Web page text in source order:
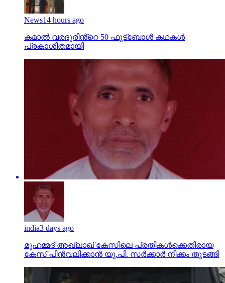
News 14 hours ago
കമാൽ വരദൂരിൻ്റെ 50 ഫുട്ബോൾ കഥകൾ
പ്രകാശിതമായി
india3 days ago
മുഹമ്മദ് അഖ്‌ലാഖ് കേസിലെ പ്രതികള്‍ക്കെതിരായ
കേസ് പിന്‍വലിക്കാന്‍ യു.പി. സര്‍ക്കാര്‍ നീക്കം തുടങ്ങി